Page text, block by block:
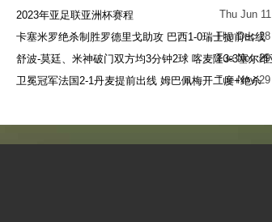
Thu Jun
2023年亚足联亚洲杯赛程
Thu Dec
卡塞米罗绝杀制胜罗德里戈助攻 巴西1-0瑞士提前出线
Tue Nov
舒波-莫廷、米神破门双方均3分钟2球 喀麦隆3-3塞尔维
Tue Nov
卫冕冠军法国2-1丹麦提前出线 姆巴佩梅开二度+绝杀